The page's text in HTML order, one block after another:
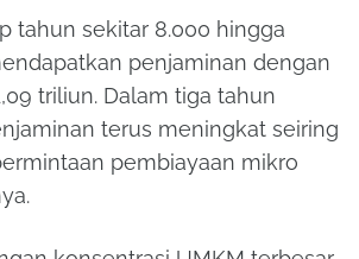
tahun sekitar 8.000 hingga
penjaminan dengan
triliun. Dalam tiga tahun
terus meningkat seiring
pembiayaan mikro